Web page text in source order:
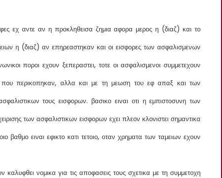
εχ αντε αν η προκληθεισα ζημια αφορα μερος η (διαζ) και το
η (διαζ) αν επηρεαστηκαν και οι εισφορες των ασφαλισμενων
ποροι εχουν ξεπεραστει, τοτε οι ασφαλισμενοι συμμετεχουν
που περικοπηκαν, αλλα και με τη μεωση του εφ απαξ και των
τους εισφορων. βασικο ειναι οτι η εμπιστοσυνη των
των ασφαλιστικων εισφορων εχει πλεον κλονιστει σημαντικα
βαθμο ειναι εφικτο κατι τετοιο, οταν χρηματα των ταμειων εχουν
καλυφθει νομικα για τις αποφασεις τους σχετικα με τη συμμετοχη